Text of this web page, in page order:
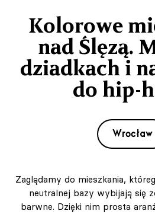
Kolorowe
nad Ślęzą.
dziadkach i
do hip-
Wrocław
Zaglądamy do mieszkania,
neutralnej bazy wybijają się
barwne. Dzięki nim prosta